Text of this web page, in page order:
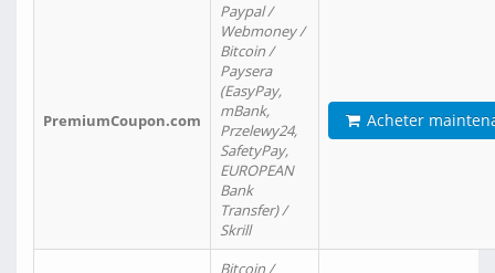
PremiumCoupon.com
Paypal /
Webmoney /
Bitcoin /
Paysera
(EasyPay,
mBank,
Przelewy24,
SafetyPay,
EUROPEAN
Bank
Transfer) /
Skrill
Acheter
Bitcoin /